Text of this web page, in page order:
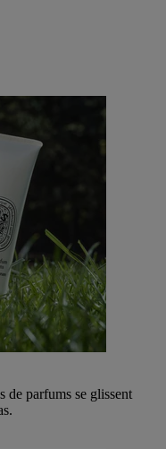
de parfums se glissent